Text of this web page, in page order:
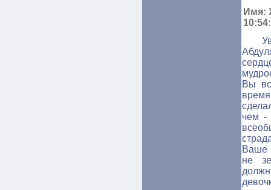
Имя:
Вы
чем -
Ваше
не